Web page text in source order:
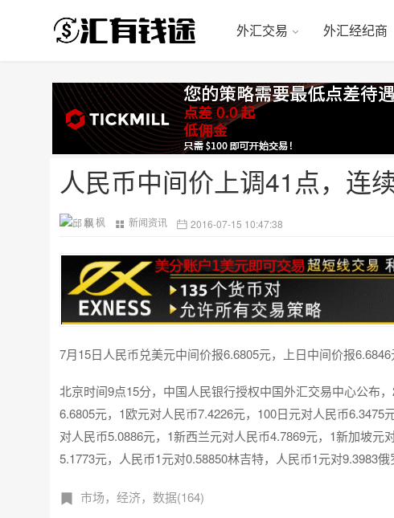
外汇交易 外汇经纪商
人民币中间价上调41点，连
邱 枫 新闻资讯 2016-07-15 10:47:38
7月15日人民币兑美元中间价报6.6805元，上日中间价报
北京时间9点15分，中国人民银行授权中国外汇交易中心公布
6.6805元，1欧元对人民币7.4226元，100日元对人民币
对人民币5.0886元，1新西兰元对人民币4.7869元，1新加坡
5.1773元，人民币1元对0.58850林吉特，人民币1元对9.3983
市场，经济，数据(164)